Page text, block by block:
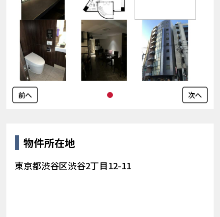
前へ 次へ
物件所在地
東京都渋谷区渋谷2丁目12-11